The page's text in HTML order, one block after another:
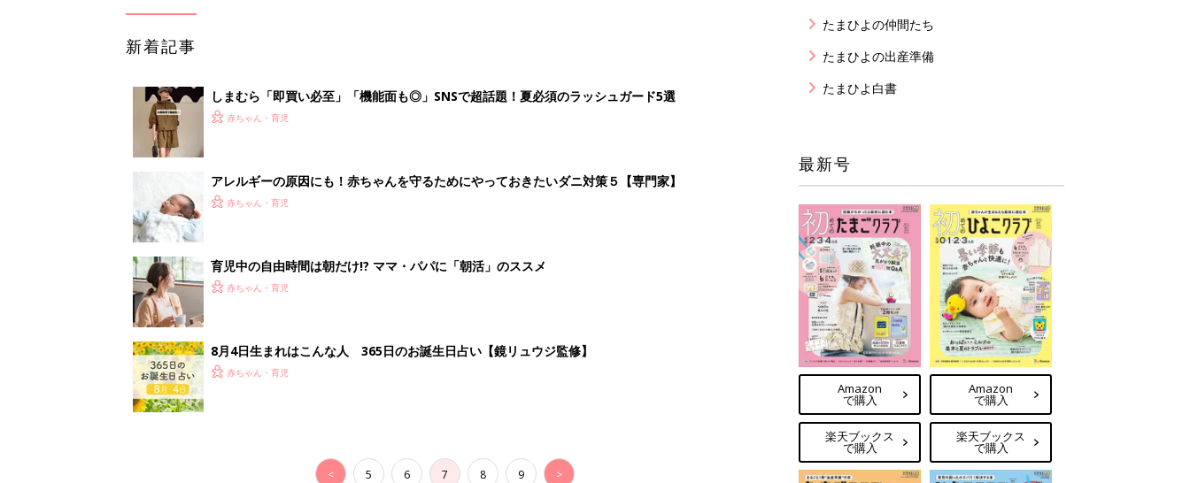
新着記事
しまむら「即買い必至」「機能面も◎」SNSで超話題！夏必須のラッシュガード5選
赤ちゃん・育児
アレルギーの原因にも！赤ちゃんを守るためにやっておきたいダニ対策５【専門家】
赤ちゃん・育児
育児中の自由時間は朝だけ!? ママ・パパに「朝活」のススメ
赤ちゃん・育児
8月4日生まれはこんな人 365日のお誕生日占い【鏡リュウジ監修】
赤ちゃん・育児
< 5 6 7 8 9 >
たまひよの仲間たち
たまひよの出産準備
たまひよ白書
最新号
Amazon
で購入
楽天ブックス
で購入
Amazon
で購入
楽天ブックス
で購入